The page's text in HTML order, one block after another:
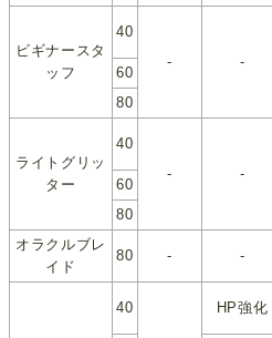
ビギナースタ
ッフ
40
-
-
60
80
ライトグリッ
ター
40
-
-
60
80
オラクルブレ
イド
80 - -
40 HP強化